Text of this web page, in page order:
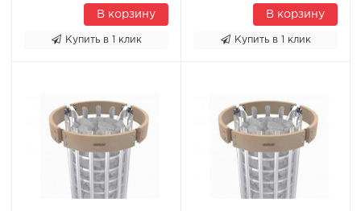
В корзину
Купить в 1 клик
В корзину
Купить в 1 клик